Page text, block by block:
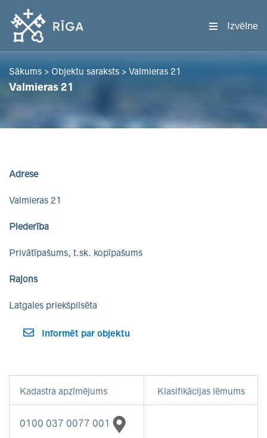
Izvēlne
Sākums > Objektu saraksts > Valmieras 21
Valmieras 21
Adrese
Valmieras 21
Piederība
Privātīpašums, t.sk. kopīpašums
Rajons
Latgales priekšpilsēta
Informēt par objektu
Kadastra apzīmējums Klasifikācijas lēmums
0100 037 0077 001